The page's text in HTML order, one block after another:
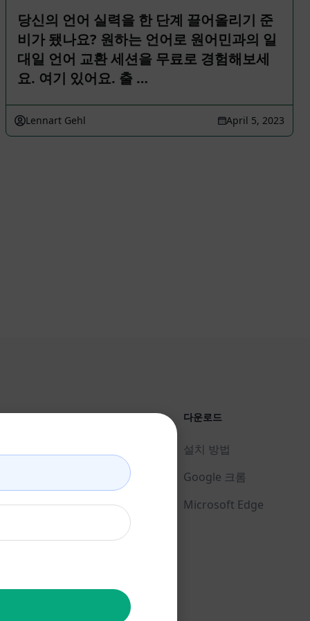
당신의 언어 실력을 한 단계 끌어올리기 준
비가 됐나요? 원하는 언어로 원어민과의 일
대일 언어 교환 세션을 무료로 경험해보세
요. 여기 있어요. 출 …
Lennart Gehl April 5, 2023
법률
이용 약관 (en)
브라우저 확장 약관 (en)
다운로드
설치 방법
Google 크롬
Microsoft Edge